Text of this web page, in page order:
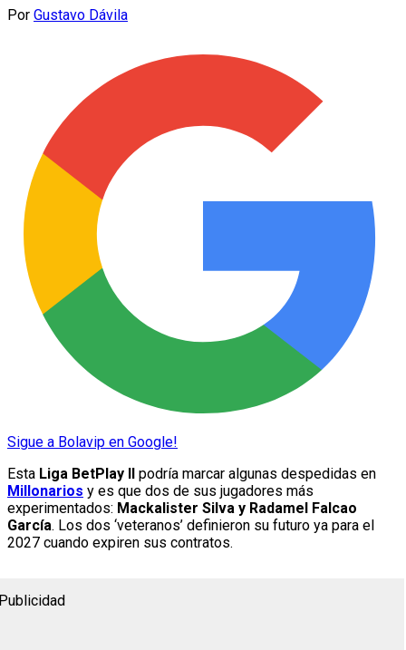
Por Gustavo Dávila
Sigue a Bolavip en Google!
Esta Liga BetPlay II podría marcar algunas despedidas en
Millonarios y es que dos de sus jugadores más
experimentados: Mackalister Silva y Radamel Falcao
García. Los dos ‘veteranos’ definieron su futuro ya para el
2027 cuando expiren sus contratos.